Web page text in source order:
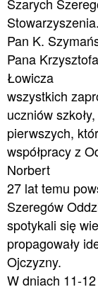
Stowarzyszenia.
Pan K.
Pana
Łowicza
wszystkich
uczniów
pierwszych,
współpracy z
Norbert
27 lat temu
Szeregów
spotykali się
propagowały
Ojczyzny.
W dniach 11-